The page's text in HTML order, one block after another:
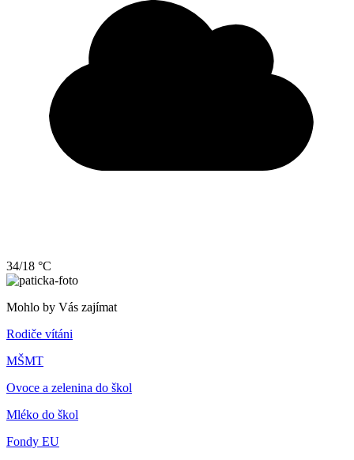
34/18 °C
Mohlo by Vás zajímat
Rodiče vítáni
MŠMT
Ovoce a zelenina do škol
Mléko do škol
Fondy EU